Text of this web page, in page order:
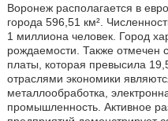
Воронеж располагается в
города 596,51 км².
1 миллиона человек. Город
рождаемости. Также отмечен
платы, которая превысила
отраслями экономики
металлообработка,
промышленность. Активное